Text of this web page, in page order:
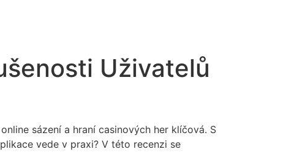
Uživatelů
sázení a hraní casinových her klíčová. S
vede v praxi? V této recenzi se